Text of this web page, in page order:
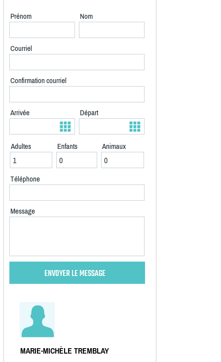
Prénom Nom
Courriel
Confirmation courriel
Arrivée Départ
Adultes Enfants Animaux
Téléphone
Message
MARIE-MICHÈLE TREMBLAY